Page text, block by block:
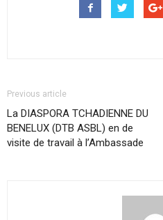
Previous article
La DIASPORA TCHADIENNE DU
BENELUX (DTB ASBL) en de
visite de travail à l’Ambassade